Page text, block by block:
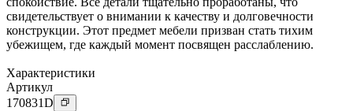
свидетельствует о внимании к качеству и долговечности
конструкции. Этот предмет мебели призван стать тихим
убежищем, где каждый момент посвящен расслаблению.
Характеристики
Артикул
170831D